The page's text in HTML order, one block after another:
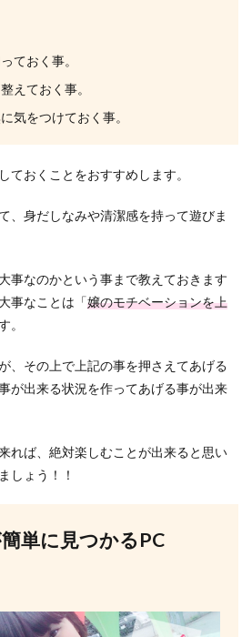
ておく事。
えておく事。
気をつけておく事。
ておくことをおすすめします。
、身だしなみや清潔感を持って遊びま
事なのかという事まで教えておきます
事なことは「嬢のモチベーションを上
。
、その上で上記の事を押さえてあげる
が出来る状況を作ってあげる事が出来
れば、絶対楽しむことが出来ると思い
しょう！！
単に見つかるPC